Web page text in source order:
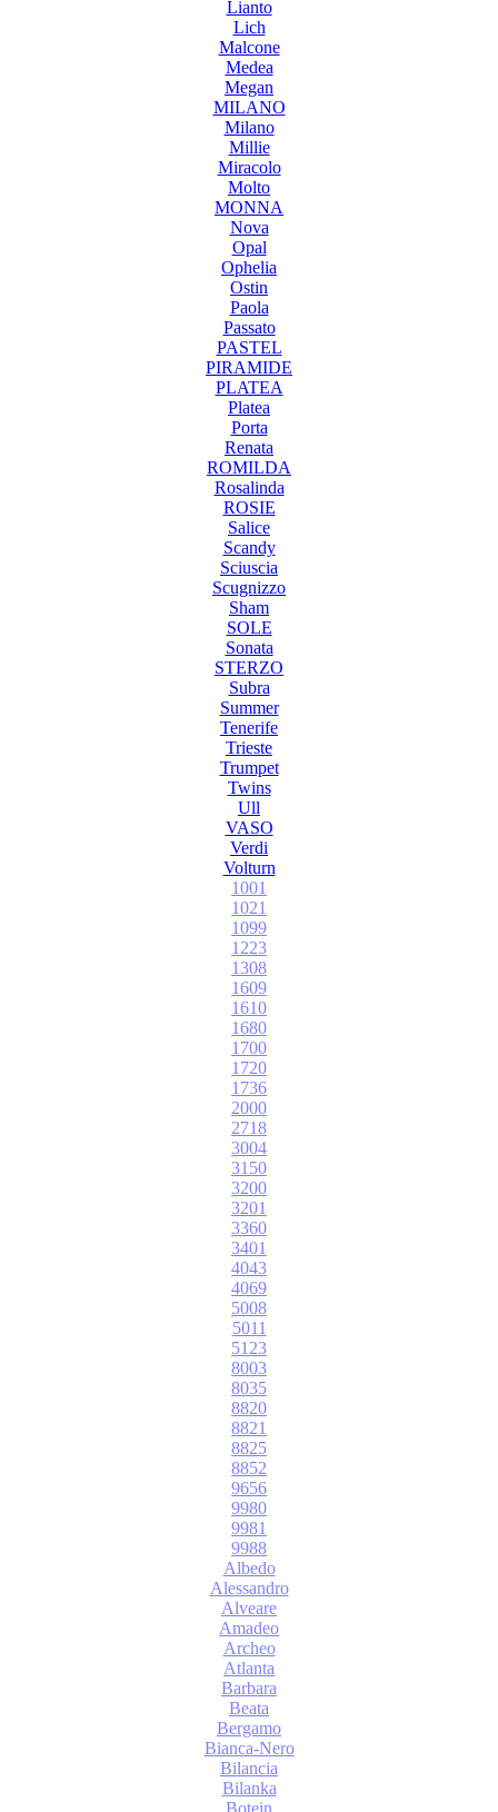
Lianto
Lich
Malcone
Medea
Megan
MILANO
Milano
Millie
Miracolo
Molto
MONNA
Nova
Opal
Ophelia
Ostin
Paola
Passato
PASTEL
PIRAMIDE
PLATEA
Platea
Porta
Renata
ROMILDA
Rosalinda
ROSIE
Salice
Scandy
Sciuscia
Scugnizzo
Sham
SOLE
Sonata
STERZO
Subra
Summer
Tenerife
Trieste
Trumpet
Twins
Ull
VASO
Verdi
Volturn
1001
1021
1099
1223
1308
1609
1610
1680
1700
1720
1736
2000
2718
3004
3150
3200
3201
3360
3401
4043
4069
5008
5011
5123
8003
8035
8820
8821
8825
8852
9656
9980
9981
9988
Albedo
Alessandro
Alveare
Amadeo
Archeo
Atlanta
Barbara
Beata
Bergamo
Bianca-Nero
Bilancia
Bilanka
Botein